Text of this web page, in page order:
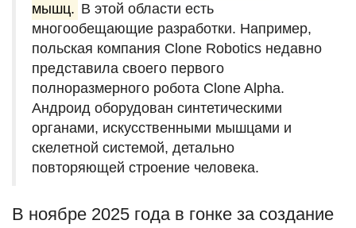
мышц. В этой области есть
многообещающие разработки. Например,
польская компания Clone Robotics недавно
представила своего первого
полноразмерного робота Clone Alpha.
Андроид оборудован синтетическими
органами, искусственными мышцами и
скелетной системой, детально
повторяющей строение человека.
В ноябре 2025 года в гонке за создание